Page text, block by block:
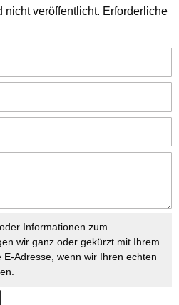
nicht veröffentlicht. Erforderliche
Informationen zum
wir ganz oder gekürzt mit Ihrem
Adresse, wenn wir Ihren echten